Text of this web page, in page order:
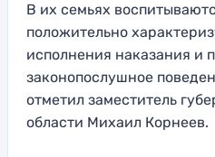
В их семьях
положительно
исполнения наказания и
законопослушное
отметил заместитель
области Михаил Корнеев.